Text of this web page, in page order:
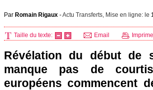
Par Romain Rigaux -Actu Transferts, Mise en ligne: le
Taille du texte: Email
Révélation du début de
manque pas de
européens commencent